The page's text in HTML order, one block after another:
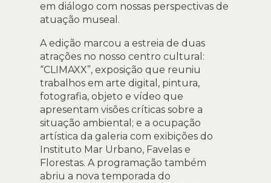
em diálogo com nossas perspectivas de
atuação museal.
A edição marcou a estreia de duas
atrações no nosso centro cultural:
“CLIMAXX”, exposição que reuniu
trabalhos em arte digital, pintura,
fotografia, objeto e vídeo que
apresentam visões críticas sobre a
situação ambiental; e a ocupação
artística da galeria com exibições do
Instituto Mar Urbano, Favelas e
Florestas. A programação também
abriu a nova temporada do